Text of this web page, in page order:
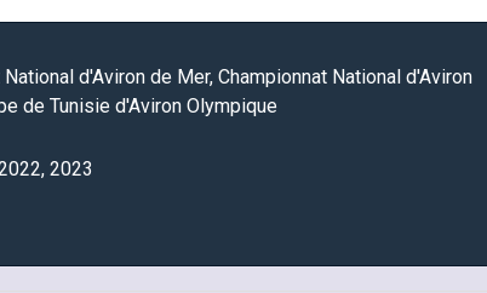
d'Aviron de Mer, Championnat National d'Aviron
de Tunisie d'Aviron Olympique
2023